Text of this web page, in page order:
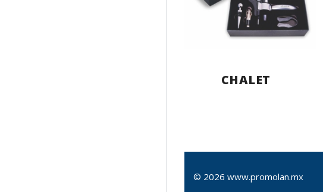
CHALET
© 2026 www.promolan.mx